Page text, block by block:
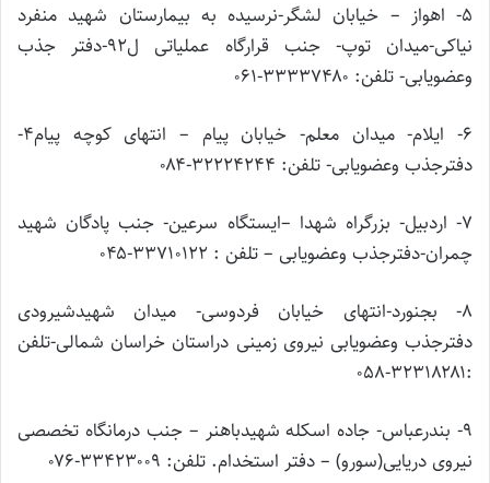
۵- اهواز – خیابان لشگر-نرسیده به بیمارستان شهید منفرد
نیاکی-میدان توپ- جنب قرارگاه عملیاتی ل۹۲-دفتر جذب
وعضویابی- تلفن: ۳۳۳۳۷۴۸۰-۰۶۱
۶- ایلام- میدان معلم- خیابان پیام – انتهای کوچه پیام۴-
دفترجذب وعضویابی- تلفن: ۳۲۲۲۴۲۴۴-۰۸۴
۷- اردبیل- بزرگراه شهدا –ایستگاه سرعین- جنب پادگان شهید
چمران-دفترجذب وعضویابی – تلفن : ۳۳۷۱۰۱۲۲-۰۴۵
۸- بجنورد-انتهای خیابان فردوسی- میدان شهیدشیرودی
دفترجذب وعضویابی نیروی زمینی دراستان خراسان شمالی-تلفن
:۳۲۳۱۸۲۸۱-۰۵۸
۹- بندرعباس- جاده اسکله شهیدباهنر – جنب درمانگاه تخصصی
نیروی دریایی(سورو) – دفتر استخدام. تلفن: ۳۳۴۲۳۰۰۹-۰۷۶